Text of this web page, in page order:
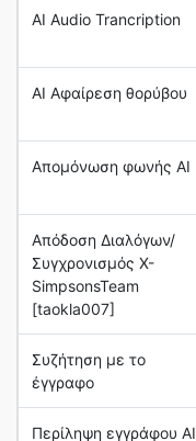
AI Audio Trancription
AI Αφαίρεση θορύβου
Απομόνωση φωνής AI
Απόδοση Διαλόγων/
Συγχρονισμός X-
SimpsonsTeam
[taokla007]
Συζήτηση με το
έγγραφο
Περίληψη εγγράφου AI